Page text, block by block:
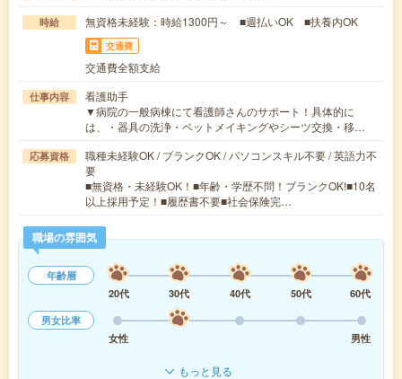
時給 無資格未経験：時給1300円～ ■週払いOK ■扶養内OK
交通費
交通費全額支給
仕事内容
看護助手
▼病院の一般病棟にて看護師さんのサポート！具体的に
は、・器具の洗浄・ベットメイキングやシーツ交換・移…
応募資格
職種未経験OK / ブランクOK / パソコンスキル不要 / 英語力不
要
■無資格・未経験OK！■年齢・学歴不問！ブランクOK!■10名
以上採用予定！■履歴書不要■社会保険完…
職場の雰囲気
年齢層
20代
30代 40代 50代
60代
男女比率
女性
男性
もっと見る